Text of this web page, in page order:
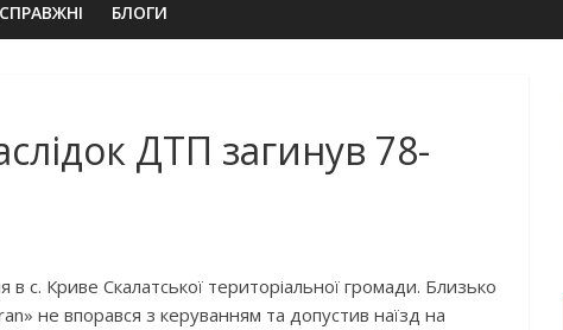
СПРАВЖНІ БЛОГИ
ДТП загинув 78-
с. Криве Скалатської територіальної громади. Близько
не впорався з керуванням та допустив наїзд на